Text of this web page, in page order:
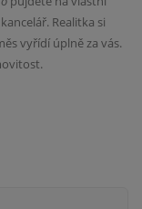
Realitka si
vyřídí úplně za vás.